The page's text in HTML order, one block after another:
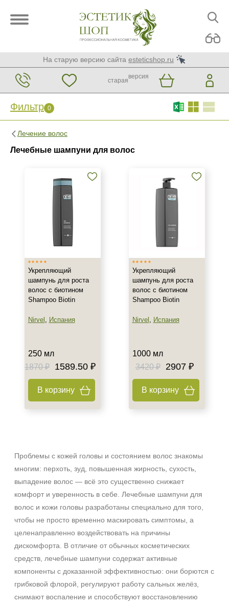
На старую версию сайта esteticshop.ru
старая
версия
Фильтр 0
Лечение волос
Лечебные шампуни для волос
Фильтр 0
Класс косметики
Домашняя
Профессиональная
Действие
Восстановление
Увлажнение
Укрепление
Рост волос
250 мл
1000 мл
Подборки
Рост волос и алопеция
Укрепляющий
шампунь для роста
волос с биотином
Shampoo Biotin
Nirvel , Испания
250 мл
1870 ₽
1589.50 ₽
В корзину
Укрепляющий
шампунь для роста
волос с биотином
Shampoo Biotin
Nirvel , Испания
1000 мл
3420 ₽
2907 ₽
В корзину
Проблемы с кожей головы и состоянием волос знакомы
многим: перхоть, зуд, повышенная жирность, сухость,
выпадение волос — всё это существенно снижает
комфорт и уверенность в себе. Лечебные шампуни для
волос и кожи головы разработаны специально для того,
чтобы не просто временно маскировать симптомы, а
целенаправленно воздействовать на причины
дискомфорта. В отличие от обычных косметических
средств, лечебные шампуни содержат активные
компоненты с доказанной эффективностью: они борются с
грибковой флорой, регулируют работу сальных желёз,
снимают воспаление и способствуют восстановлению